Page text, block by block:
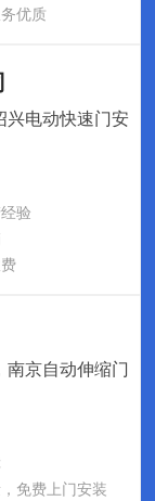
优质
兴电动快速门安
验
京自动伸缩门
免费上门安装